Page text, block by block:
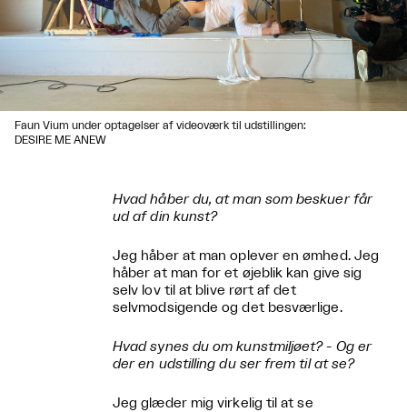
Faun Vium under optagelser af videoværk til udstillingen:
DESIRE ME ANEW
Hvad håber du, at man som beskuer får
ud af din kunst?
Jeg håber at man oplever en ømhed. Jeg
håber at man for et øjeblik kan give sig
selv lov til at blive rørt af det
selvmodsigende og det besværlige.
Hvad synes du om kunstmiljøet? - Og er
der en udstilling du ser frem til at se?
Jeg glæder mig virkelig til at se